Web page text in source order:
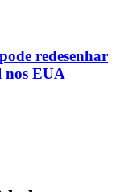
redesenhar
nos EUA